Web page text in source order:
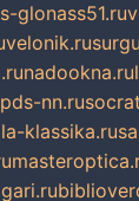
glonass51.ru
velonik.ru
nadookna.ru
pds-nn.ru
klassika.ru